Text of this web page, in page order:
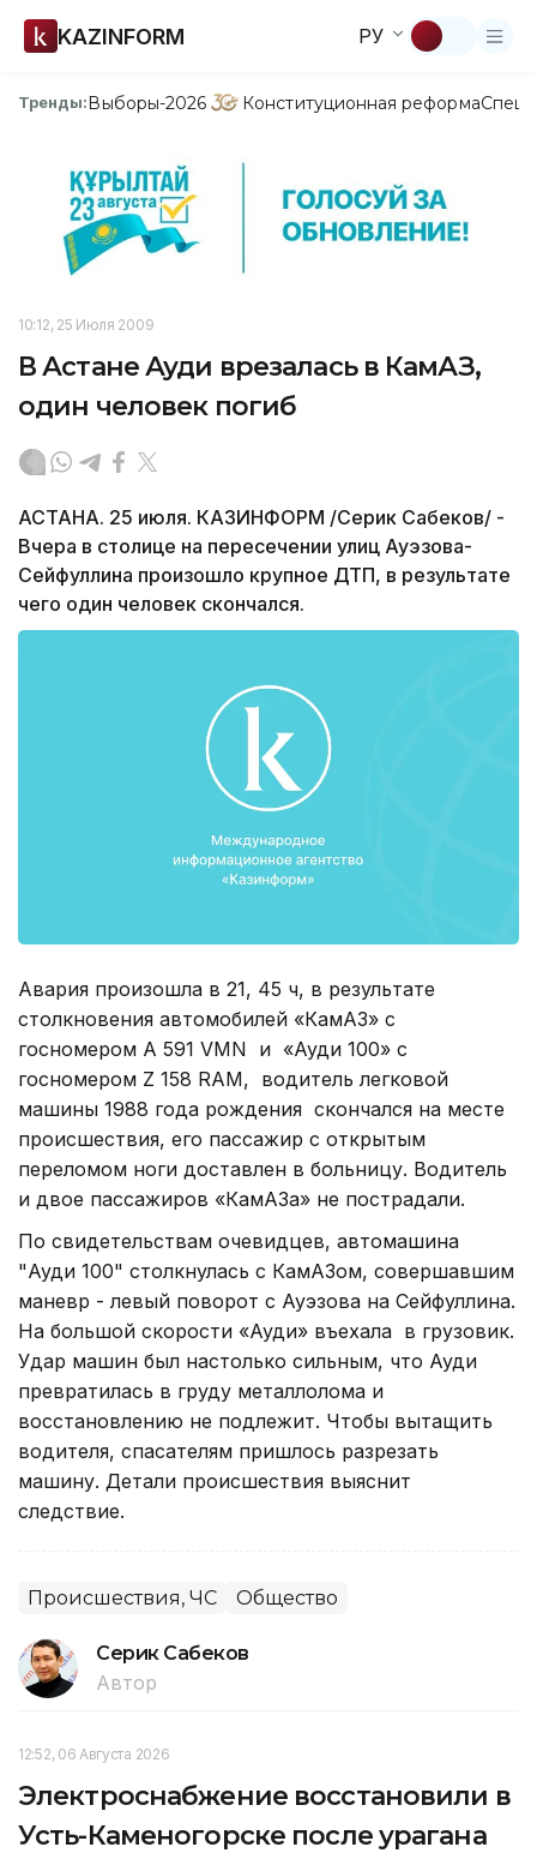
KAZINFORM РУ
Тренды:Выборы-2026 Конституционная реформа
10:12, 25 Июля 2009
В Астане Ауди врезалась в КамАЗ,
один человек погиб
АСТАНА. 25 июля. КАЗИНФОРМ /Серик Сабеков/ -
Вчера в столице на пересечении улиц Ауэзова-
Сейфуллина произошло крупное ДТП, в результате
чего один человек скончался.
Авария произошла в 21, 45 ч, в результате
столкновения автомобилей «КамАЗ» с
госномером А 591 VMN и «Ауди 100» с
госномером Z 158 RAM, водитель легковой
машины 1988 года рождения скончался на месте
происшествия, его пассажир с открытым
переломом ноги доставлен в больницу. Водитель
и двое пассажиров «КамАЗа» не пострадали.
По свидетельствам очевидцев, автомашина
"Ауди 100" столкнулась с КамАЗом, совершавшим
маневр - левый поворот с Ауэзова на Сейфуллина.
На большой скорости «Ауди» въехала в грузовик.
Удар машин был настолько сильным, что Ауди
превратилась в груду металлолома и
восстановлению не подлежит. Чтобы вытащить
водителя, спасателям пришлось разрезать
машину. Детали происшествия выяснит
следствие.
Происшествия, ЧС Общество
Серик Сабеков
Автор
12:52, 06 Августа 2026
Электроснабжение восстановили в
Усть-Каменогорске после урагана